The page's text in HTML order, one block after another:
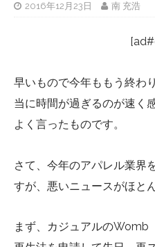
2016年12月23日 南 充浩
早いもので今年ももう終わ
当に時間が過ぎるのが速く
よく言ったものです。
さて、今年のアパレル業界
すが、悪いニュースがほと
まず、カジュアルのWomb